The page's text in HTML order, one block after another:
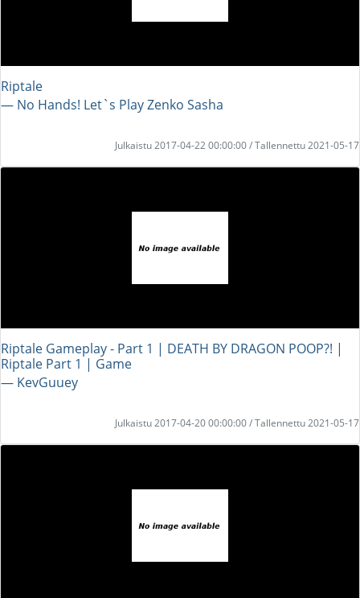
Riptale
― No Hands! Let`s Play Zenko Sasha
Julkaistu 2017-04-22 00:00:00 / Tallennettu 2021-05-17
Riptale Gameplay - Part 1 | DEATH BY DRAGON POOP?! |
Riptale Part 1 | Game
― KevGuuey
Julkaistu 2017-04-20 00:00:00 / Tallennettu 2021-05-17